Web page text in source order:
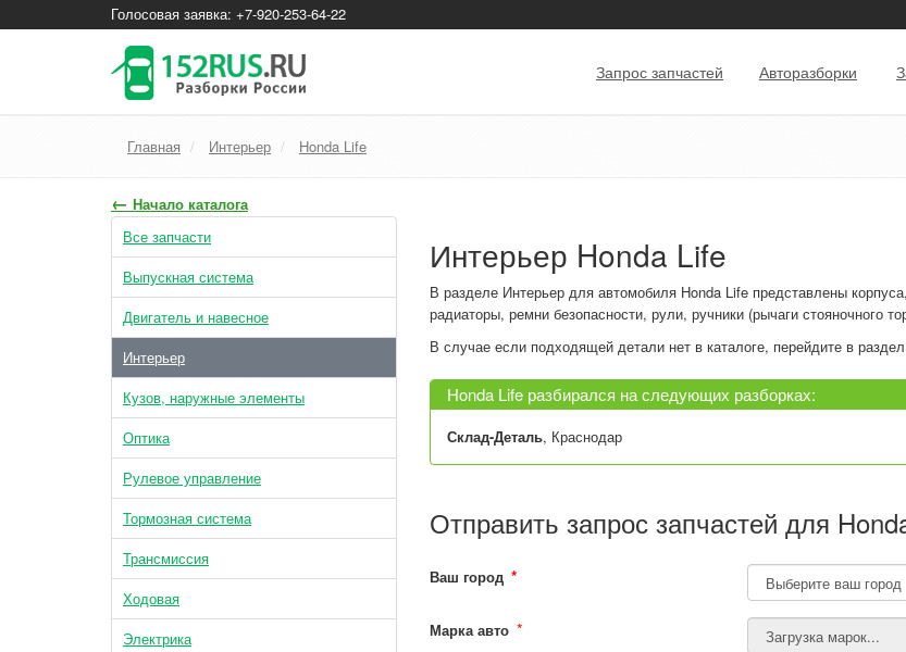
Голосовая заявка: +7-920-253-64-22
Запрос запчастей Авторазборки
Главная Интерьер Honda Life
← Начало каталога
Все запчасти
Выпускная система
Двигатель и навесное
Интерьер
Кузов, наружные элементы
Оптика
Рулевое управление
Тормозная система
Трансмиссия
Ходовая
Электрика
Интерьер Honda Life
В разделе Интерьер для автомобиля Honda Life представлены
радиаторы, ремни безопасности, рули, ручники (рычаги стояночного
В случае если подходящей детали нет в каталоге, перейдите в
Honda Life разбирался на следующих разборках:
Склад-Деталь, Краснодар
Отправить запрос запчастей для
Ваш город *
Марка авто *